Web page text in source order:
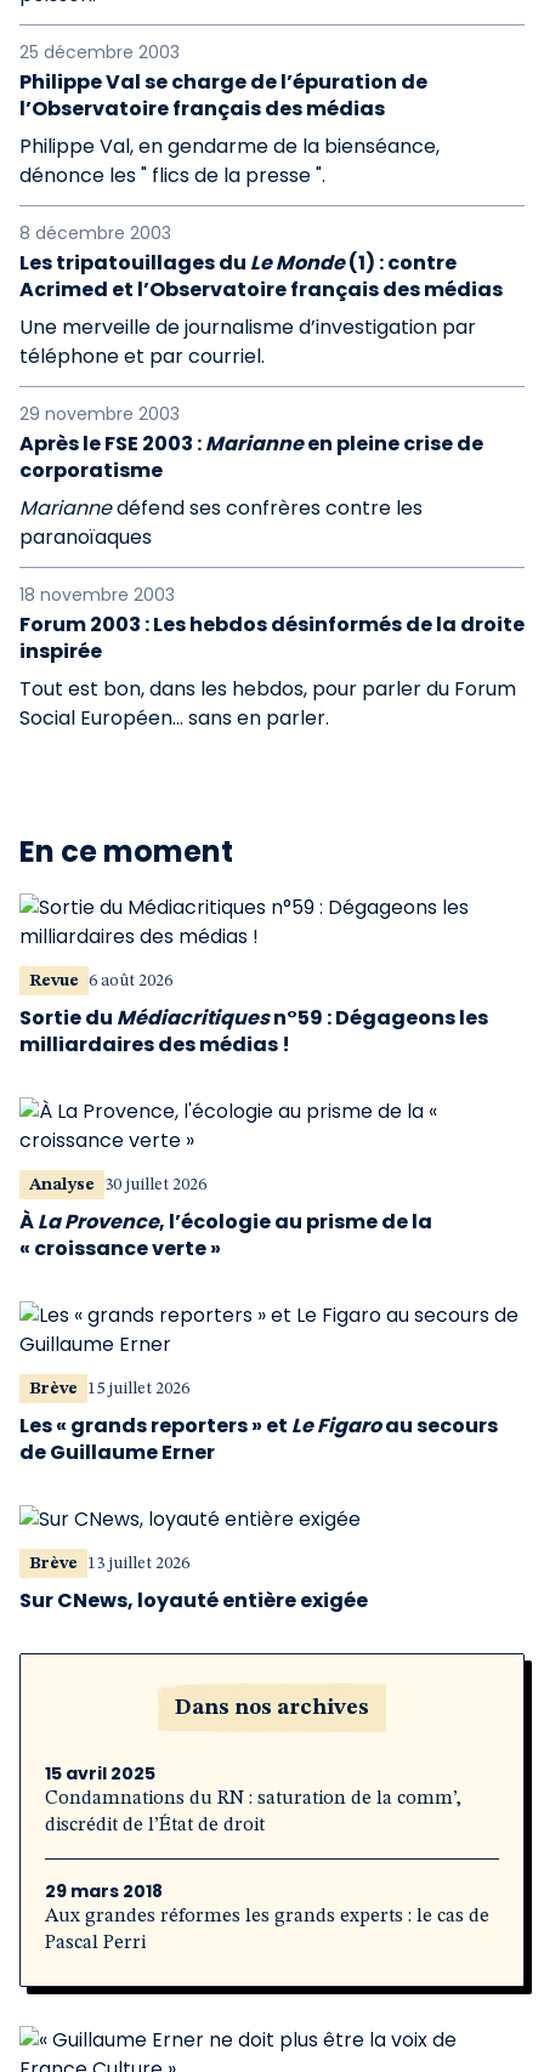
25 décembre 2003
Philippe Val se charge de l’épuration de
l’Observatoire français des médias
Philippe Val, en gendarme de la bienséance,
dénonce les " flics de la presse ".
8 décembre 2003
Les tripatouillages du Le Monde(1) : contre
Acrimed et l’Observatoire français des médias
Une merveille de journalisme d’investigation par
téléphone et par courriel.
29 novembre 2003
Après le FSE 2003 :Marianneen pleine crise de
corporatisme
Mariannedéfend ses confrères contre les
paranoïaques
18 novembre 2003
Forum 2003 : Les hebdos désinformés de la droite
inspirée
Tout est bon, dans les hebdos, pour parler du Forum
Social Européen… sans en parler.
En ce moment
Revue 6 août 2026
Sortie du Médiacritiquesn°59 : Dégageons les
milliardaires des médias !
Analyse 30 juillet 2026
ÀLa Provence, l’écologie au prisme de la
« croissance verte »
Brève 15 juillet 2026
Les « grands reporters » et Le Figaroau secours
de Guillaume Erner
Brève 13 juillet 2026
Sur CNews, loyauté entière exigée
Dans nos archives
15 avril 2025
Condamnations du RN : saturation de la comm’,
discrédit de l’État de droit
29 mars 2018
Aux grandes réformes les grands experts : le cas de
Pascal Perri